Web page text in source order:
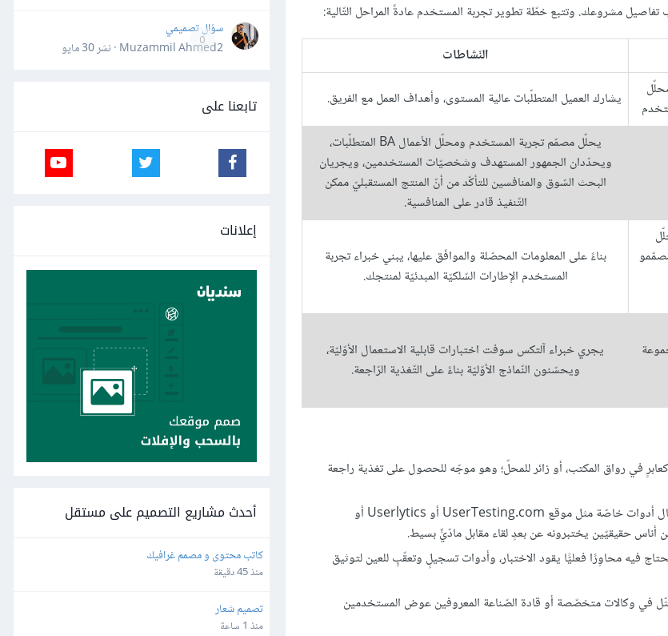
النّشاطات
يشارك العميل المتطلّبات عالية المستوى، وأهداف العمل مع الفريق.
يحلّل مصمّم تجربة المستخدم ومحلّل الأعمال BA المتطلّبات،
ويحدّدان الجمهور المستهدف وشخصيّات المستخدمين، ويجريان
البحث السّوق والمنافسين للتأكّد من أنّ المنتج المستقبليّ ممكن
التّنفيذ قادر على المنافسية.
بناءً على المعلومات المحصّلة والموافَق عليها، يبني خبراء تجربة
المستخدم الإطارات السّلكيّة المبدئيّة لمنتجك.
يجري خبراء آلتكس سوفت اختبارات قابلية الاستعمال الأوّليّة،
ويحسّنون النّماذج الأوّليّة بناءً على التّغذية الرّاجعة.
في رواق المكتب، أو زائر للمحلّ؛ وهو موجّه للحصول على تغذية راجعة
اختبار قابليّة الاستعمال عن بعد (غير مراقَب): تجرى هذه العمليّة عادةً باستعمال أدوات خاصّة مثل موقع UserTesting.com أو Userlytics أو
فيه محاوِرًا فعليًّا يقود الاختبار، وأدوات تسجيلٍ وتعقّبٍ للعين لتوثيق
في وكالات متخصّصة أو قادة الصّناعة المعروفين عوض المستخدمين
0
سؤال تصميمي
Muzammil Ahmed2 · نشر
30 مايو
تابعنا على
إعلانات
أحدث مشاريع التصميم على مستقل
كاتب محتوى و مصمم غرافيك
منذ 45 دقيقة
تصميم شعار
منذ 1 ساعة